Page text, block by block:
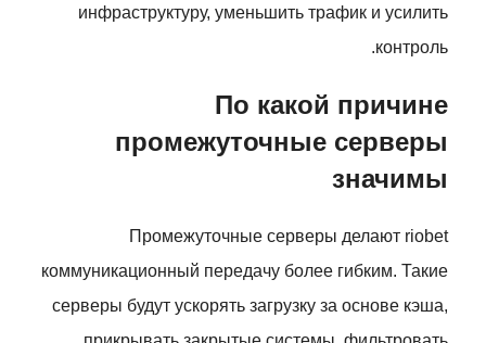
инфраструктуру, уменьшить трафик и усилить
контроль.
По какой причине
промежуточные серверы
значимы
Промежуточные серверы делают riobet
коммуникационный передачу более гибким. Такие
серверы будут ускорять загрузку за основе кэша,